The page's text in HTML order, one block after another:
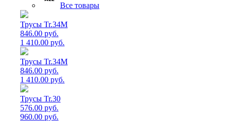
Все товары
Трусы Tr.34M
846.00 руб.
1 410.00 руб.
Трусы Tr.34M
846.00 руб.
1 410.00 руб.
Трусы Tr.30
576.00 руб.
960.00 руб.